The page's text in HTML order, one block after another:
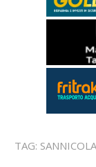
TAG: SANNICOLA